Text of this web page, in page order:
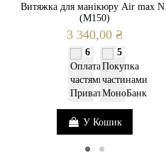
Витяжка для манікюру Air max
(M150)
3 340,00 ₴
6 5
У Кошик